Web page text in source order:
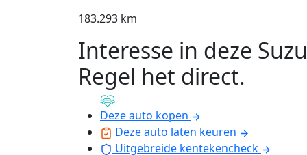
183.293 km
Interesse in deze
Regel het direct.
Deze auto kopen
Deze auto laten keuren
Uitgebreide kentekencheck